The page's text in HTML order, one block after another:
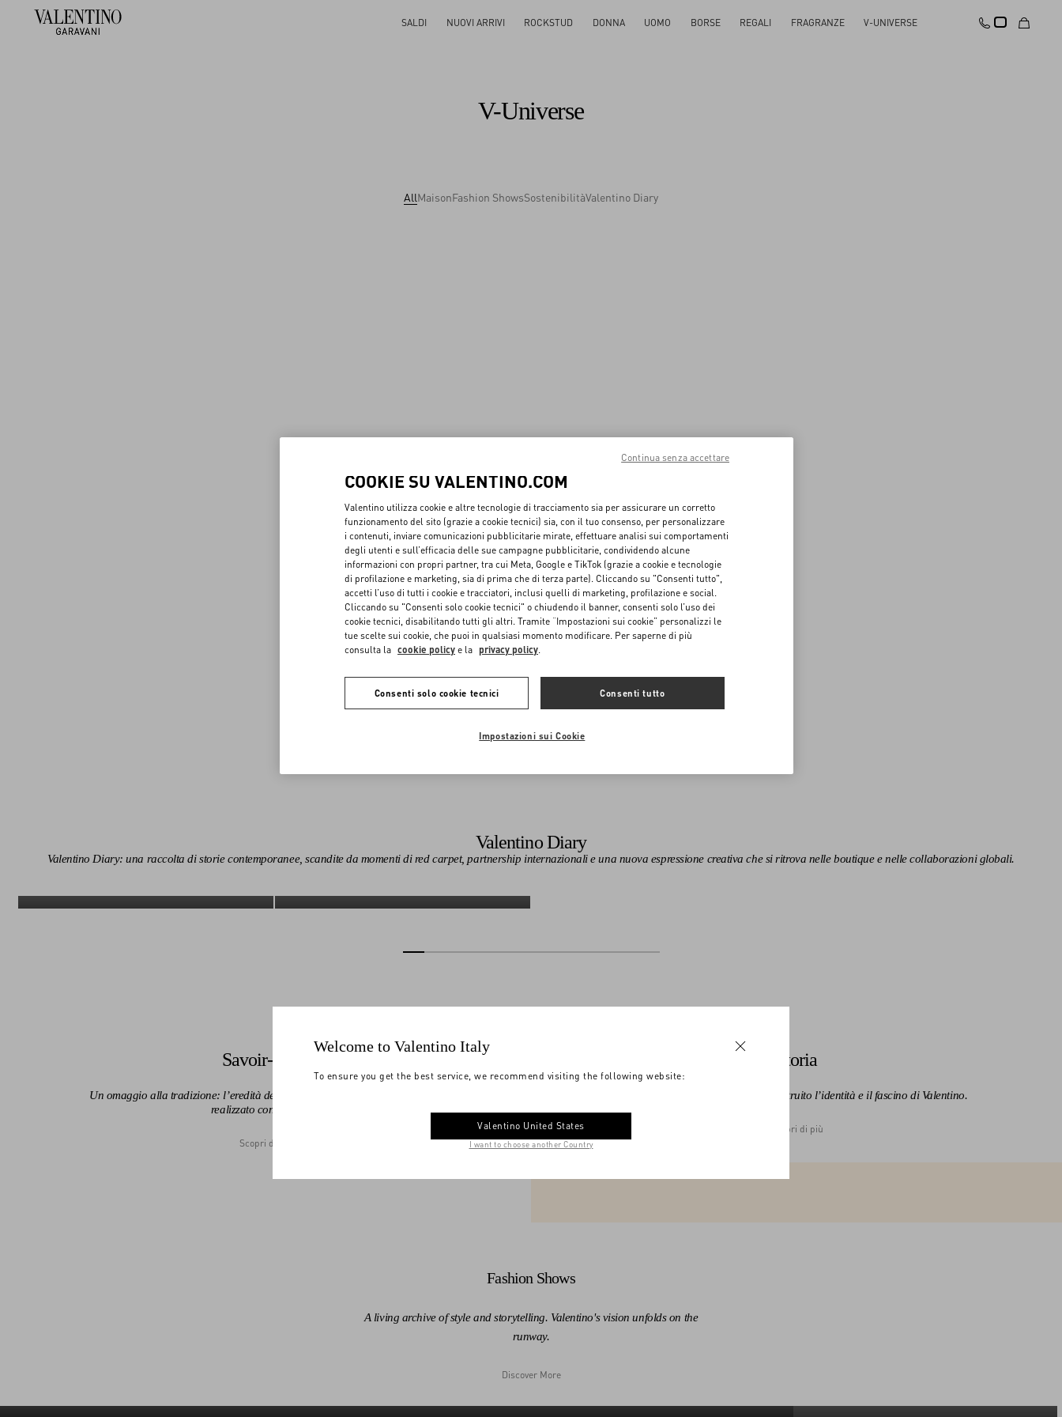
SALDI NUOVI ARRIVI ROCKSTUD DONNA UOMO BORSE REGALI FRAGRANZE V-UNIVERSE
V-Universe
AllMaisonFashion ShowsSostenibilitàValentino Diary
Valentino Diary
Valentino Diary: una raccolta di storie contemporanee, scandite da momenti di red carpet, partnership internazionali e una nuova espressione creativa che si ritrova nelle boutique e nelle collaborazioni globali.
Savoir-Faire
Un omaggio alla tradizione: l’eredità della Maison si rivela in ogni dettaglio
realizzato con maestria.
Scopri di più
Storia
Ripercorri gli eventi che hanno costruito l’identità e il fascino di Valentino.
Scopri di più
Fashion Shows
A living archive of style and storytelling. Valentino's vision unfolds on the
runway.
Discover More
Welcome to Valentino Italy
To ensure you get the best service, we recommend visiting the following website:
Valentino United States
I want to choose another Country
COOKIE SU VALENTINO.COM
Valentino utilizza cookie e altre tecnologie di tracciamento sia per assicurare un corretto
funzionamento del sito (grazie a cookie tecnici) sia, con il tuo consenso, per personalizzare
i contenuti, inviare comunicazioni pubblicitarie mirate, effettuare analisi sui comportamenti
degli utenti e sull’efficacia delle sue campagne pubblicitarie, condividendo alcune
informazioni con propri partner, tra cui Meta, Google e TikTok (grazie a cookie e tecnologie
di profilazione e marketing, sia di prima che di terza parte). Cliccando su "Consenti tutto",
accetti l’uso di tutti i cookie e tracciatori, inclusi quelli di marketing, profilazione e social.
Cliccando su "Consenti solo cookie tecnici" o chiudendo il banner, consenti solo l’uso dei
cookie tecnici, disabilitando tutti gli altri. Tramite “Impostazioni sui cookie” personalizzi le
tue scelte sui cookie, che puoi in qualsiasi momento modificare. Per saperne di più
consulta la cookie policy e la privacy policy.
Consenti solo cookie tecnici Consenti tutto
Impostazioni sui Cookie
Continua senza accettare